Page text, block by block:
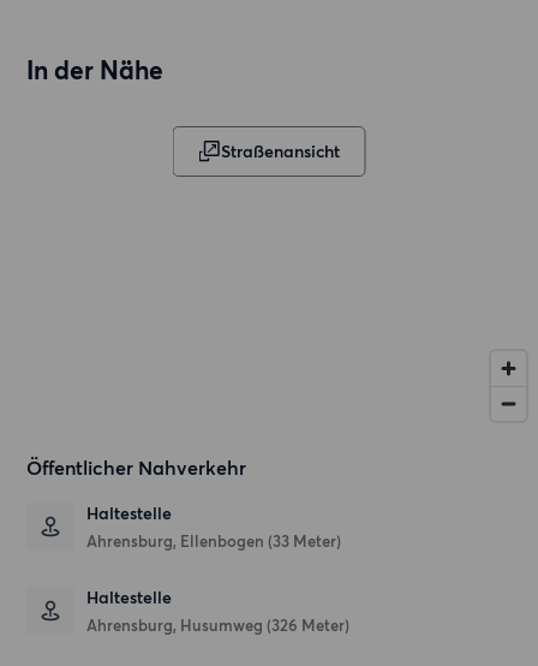
In der Nähe
Straßenansicht
Öffentlicher Nahverkehr
Haltestelle
Ahrensburg, Ellenbogen (33 Meter)
Haltestelle
Ahrensburg, Husumweg (326 Meter)